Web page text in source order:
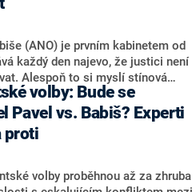
sázkařů je poslanec za
Politolog Jan Kubáček nicméně
kohokoliv ze zmíněné trojice
Podle něj současná koalice dosud
by Pavlovi mohla konkurovat.
(ANO) je prvním kabinetem od
každý den najevo, že justici není
Alespoň to si myslí stínová
ODS Eva Decroix. V
Prima NEWS si nebrala servítky
výkonu svého nástupce Jeronýma
zmocněnkyně pro lidská
(ANO). Označením „svoloč“ na
ještě hodná. Decroix se také
Pavel vs. Babiš? Experti
proti
volby proběhnou až za zhruba